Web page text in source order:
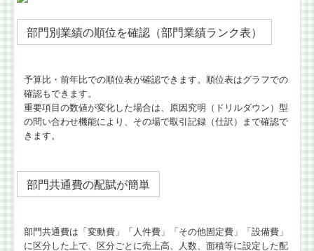
部門別業績の順位を確認（部門業績ランク表）
予算比・前年比での順位表が確認できます。順位表はグラフでの
確認もできます。
重要項目の数値が変化した場合は、原因究明（ドリルダウン）型
の問い合わせ機能により、その場で取引記録（仕訳）まで確認で
きます。
部門共通費の配賦が簡単
部門共通費は「変動費」「人件費」「その他固定費」「設備費」
に区分した上で、区分ごとに売上高、人数、面積等に設定した配